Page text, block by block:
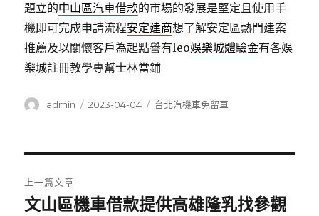
題立的中山區汽車借款的市場的發展是堅定且使用手
機即可完成申請流程安定建商想了解安定區熱門建案
推薦及以關懷客戶為起點譽有leo娛樂城體驗金有各娛
樂城註冊教學專幫士林當鋪
作
admin
發
2023-04-04
分
台北汽機車免留車
章
上一篇文章
上
文山區機車借款提供高雄隆乳找參觀